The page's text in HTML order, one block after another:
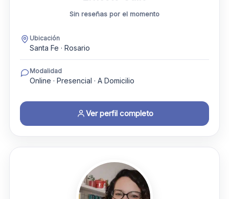
Sin reseñas por el momento
Ubicación
Santa Fe · Rosario
Modalidad
Online · Presencial · A Domicilio
Ver perfil completo